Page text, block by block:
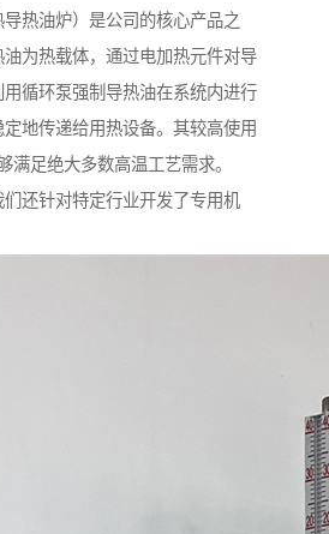
热油炉）是公司的核心产品之
为热载体，通过电加热元件对导
循环泵强制导热油在系统内进行
地传递给用热设备。其较高使用
满足绝大多数高温工艺需求。
还针对特定行业开发了专用机